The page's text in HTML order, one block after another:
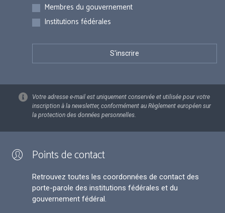
Membres du gouvernement
Institutions fédérales
Votre adresse e-mail est uniquement conservée et utilisée pour votre
inscription à la newsletter, conformément au Règlement européen sur
la protection des données personnelles.
Points de contact
Retrouvez toutes les coordonnées de contact des
porte-parole des institutions fédérales et du
gouvernement fédéral.